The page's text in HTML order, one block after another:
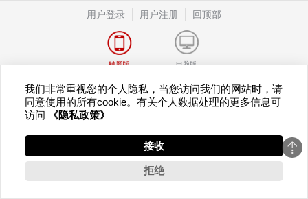
用户登录 用户注册 回顶部
触屏版 电脑版
© 2003-2026 T-MOTORHOBBY 版权所有 隐私政策 赣公网安备 36010902000567号
赣ICP备17011325号-2
我们非常重视您的个人隐私，当您访问我们的网站时，请
同意使用的所有cookie。有关个人数据处理的更多信息可
访问
《隐私政策》
接收
拒绝